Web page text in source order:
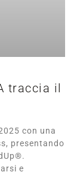
traccia il
con una
presentando
e